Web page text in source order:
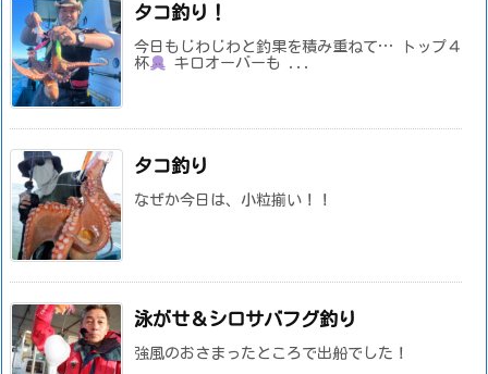
タコ釣り！
今日もじわじわと釣果を積み重ねて… トップ４
杯
キロオーバーも ...
タコ釣り
なぜか今日は、小粒揃い！！
泳がせ＆シロサバフグ釣り
強風のおさまったところで出船でした！